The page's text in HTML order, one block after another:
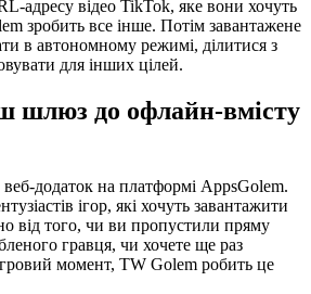
адресу відео TikTok, яке вони хочуть
зробить все інше. Потім завантажене
в автономному режимі, ділитися з
для інших цілей.
шлюз до офлайн-вмісту
додаток на платформі AppsGolem.
ігор, які хочуть завантажити
від того, чи ви пропустили пряму
гравця, чи хочете ще раз
момент, TW Golem робить це